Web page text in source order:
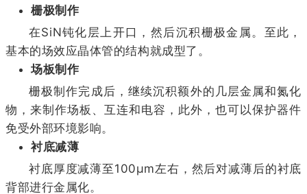
栅极制作
在SiN钝化层上开口，然后沉积栅极金属。至此，
基本的场效应晶体管的结构就成型了。
场板制作
栅极制作完成后，继续沉积额外的几层金属和氮化
物，来制作场板、互连和电容，此外，也可以保护器件
免受外部环境影响。
衬底减薄
衬底厚度减薄至100μm左右，然后对减薄后的衬底
背部进行金属化。